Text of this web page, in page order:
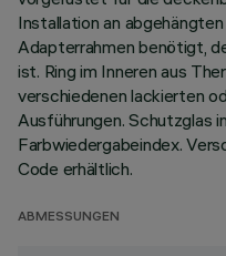
Installation an
Adapterrahmen benötigt,
ist. Ring im Inneren aus
verschiedenen lackierten
Ausführungen. Schutzglas
Farbwiedergabeindex.
Code erhältlich.
ABMESSUNGEN